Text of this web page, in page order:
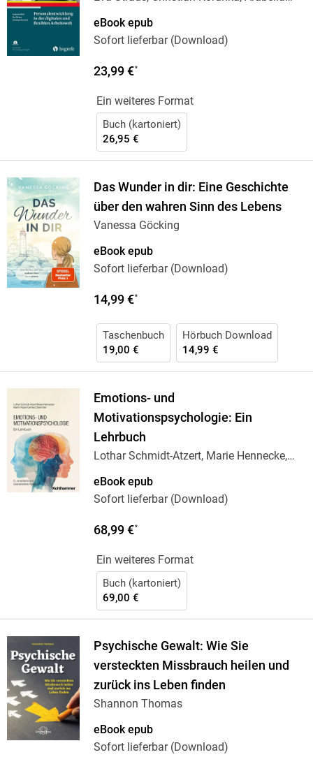
eBook epub
Sofort lieferbar (Download)
23,99 €*
Ein weiteres Format
Buch (kartoniert)
26,95 €
Das Wunder in dir: Eine Geschichte
über den wahren Sinn des Lebens
Vanessa Göcking
eBook epub
Sofort lieferbar (Download)
14,99 €*
Taschenbuch
19,00 €
Hörbuch Download
14,99 €
Emotions- und
Motivationspsychologie: Ein
Lehrbuch
Lothar Schmidt-Atzert, Marie Hennecke,
eBook epub
Sofort lieferbar (Download)
68,99 €*
Ein weiteres Format
Buch (kartoniert)
69,00 €
Psychische Gewalt: Wie Sie
versteckten Missbrauch heilen und
zurück ins Leben finden
Shannon Thomas
eBook epub
Sofort lieferbar (Download)